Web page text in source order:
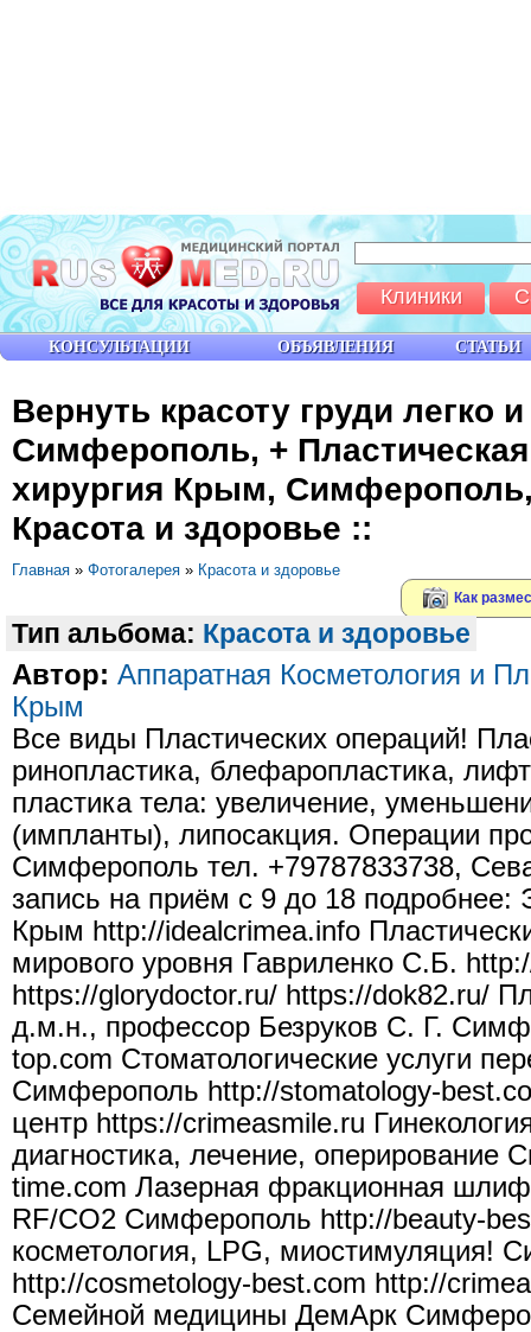
Вернуть красоту груди легко
Симферополь, + Пластическая
хирургия Крым,
Красота и здоровье ::
Главная » Фотогалерея » Красота и здоровье
Как
Тип альбома: Красота и здоровье
Автор: Aппаратная Косметология и
Крым
Все виды Пластических операций!
ринопластика, блефаропластика,
пластика тела: увеличение,
(импланты), липосакция. Операции
Симферополь тел. +79787833738,
запись на приём с 9 до 18 подробнее:
Крым http://idealcrimea.info
мирового уровня Гавриленко С.Б.
https://glorydoctor.ru/ https://dok82.ru/
д.м.н., профессор Безруков С. Г.
top.com Стоматологические услуги
Симферополь http://stomatology-
центр https://crimeasmile.ru
диагностика, лечение, оперирование
time.com Лазерная фракционная
RF/CO2 Симферополь http://beauty-
косметология, LPG, миостимуляция!
http://cosmetology-best.com http://
Семейной медицины ДемАрк
КОНСУЛЬТАЦИИ ОБЪЯВЛЕНИЯ СТАТЬИ
Клиники